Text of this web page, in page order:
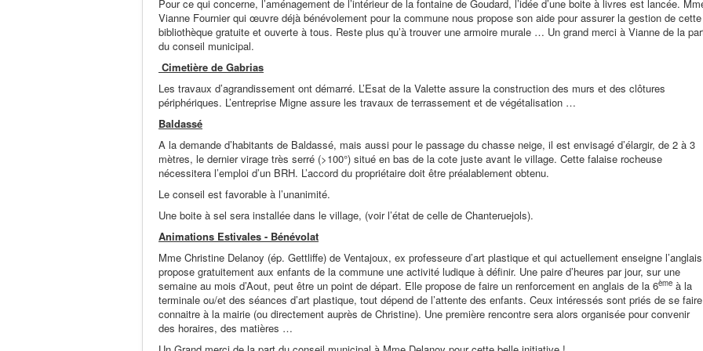
Pour ce qui concerne, l’aménagement de l’intérieur de la fontaine de Goudard, l’idée d’une boite à livres est lancée.
Vianne Fournier qui œuvre déjà bénévolement pour la commune nous propose son aide pour assurer la gestion de cette
bibliothèque gratuite et ouverte à tous. Reste plus qu’à trouver une armoire murale … Un grand merci à Vianne de la
du conseil municipal.
Cimetière de Gabrias
Les travaux d’agrandissement ont démarré. L’Esat de la Valette assure la construction des murs et des clôtures
périphériques. L’entreprise Migne assure les travaux de terrassement et de végétalisation …
Baldassé
A la demande d’habitants de Baldassé, mais aussi pour le passage du chasse neige, il est envisagé d’élargir, de 2 à 3
mètres, le dernier virage très serré (>100°) situé en bas de la cote juste avant le village. Cette falaise rocheuse
nécessitera l’emploi d’un BRH. L’accord du propriétaire doit être préalablement obtenu.
Le conseil est favorable à l’unanimité.
Une boite à sel sera installée dans le village, (voir l’état de celle de Chanteruejols).
Animations Estivales - Bénévolat
Mme Christine Delanoy (ép. Gettliffe) de Ventajoux, ex professeure d’art plastique et qui actuellement enseigne
propose gratuitement aux enfants de la commune une activité ludique à définir. Une paire d’heures par jour, sur une
semaine au mois d’Aout, peut être un point de départ. Elle propose de faire un renforcement en anglais de la 6ème à la
terminale ou/et des séances d’art plastique, tout dépend de l’attente des enfants. Ceux intéressés sont priés de se faire
connaitre à la mairie (ou directement auprès de Christine). Une première rencontre sera alors organisée pour convenir
des horaires, des matières …